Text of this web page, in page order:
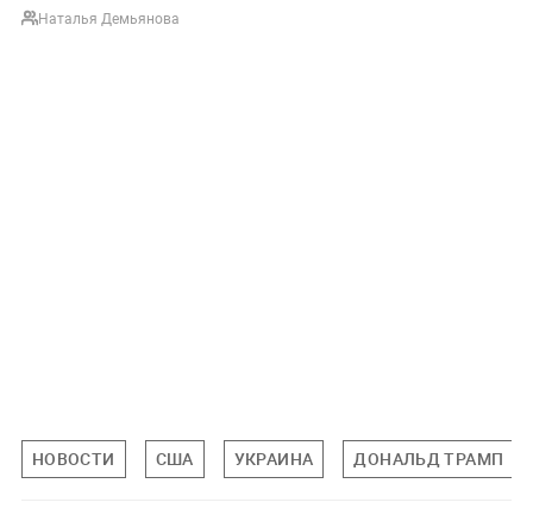
Наталья Демьянова
НОВОСТИ США УКРАИНА ДОНАЛЬД ТРАМП